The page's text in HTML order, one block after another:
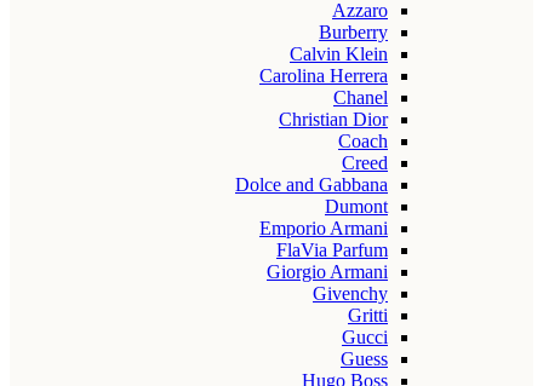
Azzaro
Burberry
Calvin Klein
Carolina Herrera
Chanel
Christian Dior
Coach
Creed
Dolce and Gabbana
Dumont
Emporio Armani
FlaVia Parfum
Giorgio Armani
Givenchy
Gritti
Gucci
Guess
Hugo Boss